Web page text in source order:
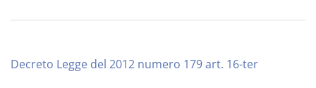
Decreto Legge del 2012 numero 179 art. 16-ter